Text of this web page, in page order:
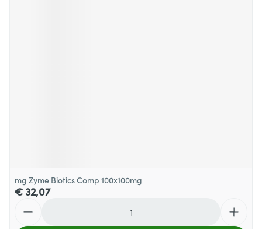
mg Zyme Biotics Comp 100x100mg
€ 32,07